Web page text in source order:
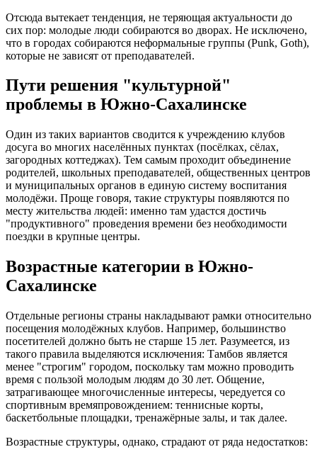
Отсюда вытекает тенденция, не теряющая актуальности до
сих пор: молодые люди собираются во дворах. Не исключено,
что в городах собираются неформальные группы (Punk, Goth),
которые не зависят от преподавателей.
Пути решения "культурной"
проблемы в Южно-Сахалинске
Один из таких вариантов сводится к учреждению клубов
досуга во многих населённых пунктах (посёлках, сёлах,
загородных коттеджах). Тем самым проходит объединение
родителей, школьных преподавателей, общественных центров
и муниципальных органов в единую систему воспитания
молодёжи. Проще говоря, такие структуры появляются по
месту жительства людей: именно там удастся достичь
"продуктивного" проведения времени без необходимости
поездки в крупные центры.
Возрастные категории в Южно-
Сахалинске
Отдельные регионы страны накладывают рамки относительно
посещения молодёжных клубов. Например, большинство
посетителей должно быть не старше 15 лет. Разумеется, из
такого правила выделяются исключения: Тамбов является
менее "строгим" городом, поскольку там можно проводить
время с пользой молодым людям до 30 лет. Общение,
затрагивающее многочисленные интересы, чередуется со
спортивным времяпровождением: теннисные корты,
баскетбольные площадки, тренажёрные залы, и так далее.
Возрастные структуры, однако, страдают от ряда недостатков: